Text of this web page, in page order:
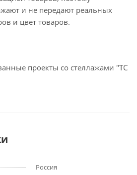
и не передают реальных
и цвет товаров.
проекты со стеллажами "ТС
Россия